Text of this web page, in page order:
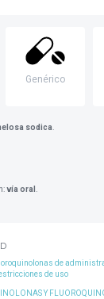
Genérico
sodica
vía oral
de
de uso
Y